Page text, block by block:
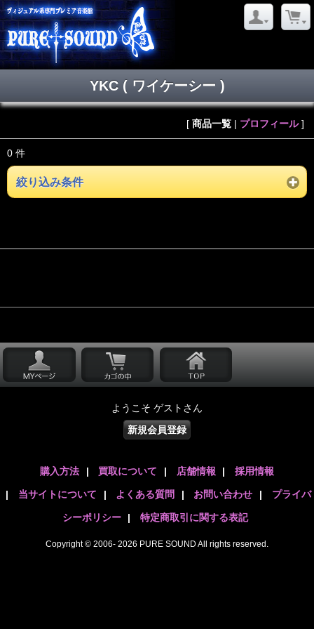
YKC ( ワイケーシー )
[ 商品一覧 | プロフィール]
0 件
絞り込み条件
ようこそ ゲストさん
新規会員登録
購入方法 | 買取について | 店舗情報 | 採用情報
| 当サイトについて | よくある質問 | お問い合わせ | プライバ
シーポリシー | 特定商取引に関する表記
Copyright © 2006- 2026 PURE SOUND All rights reserved.